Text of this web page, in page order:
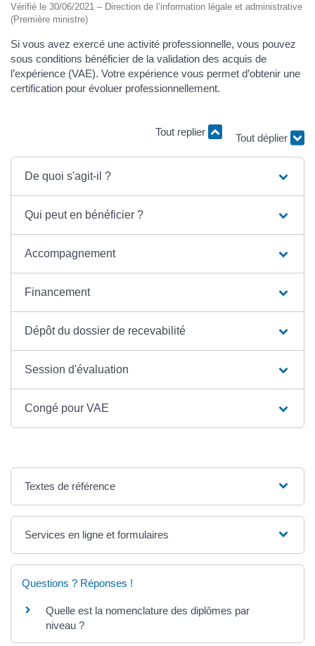
Vérifié le 30/06/2021 – Direction de l’information légale et administrative
(Première ministre)
Si vous avez exercé une activité professionnelle, vous pouvez
sous conditions bénéficier de la validation des acquis de
l’expérience (VAE). Votre expérience vous permet d’obtenir une
certification pour évoluer professionnellement.
Tout replier
Tout déplier
De quoi s'agit-il ?
Qui peut en bénéficier ?
Accompagnement
Financement
Dépôt du dossier de recevabilité
Session d'évaluation
Congé pour VAE
Textes de référence
Services en ligne et formulaires
Questions ? Réponses !
Quelle est la nomenclature des diplômes par
niveau ?